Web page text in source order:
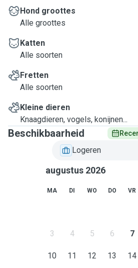
Hond groottes
Alle groottes
Katten
Alle soorten
Fretten
Alle soorten
Kleine dieren
Knaagdieren, vogels, konijnen...
Beschikbaarheid
Logeren
augustus 2026
MA DI WO DO VR
3 4 5 6 7
10 11 12 13 14